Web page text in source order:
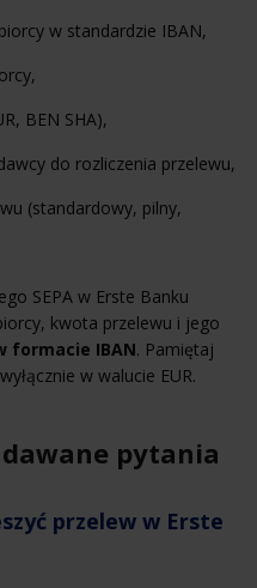
w standardzie IBAN,
BEN SHA),
do rozliczenia przelewu,
(standardowy, pilny,
SEPA w Erste Banku
kwota przelewu i jego
formacie IBAN. Pamiętaj
w walucie EUR.
pytania
przelew w Erste